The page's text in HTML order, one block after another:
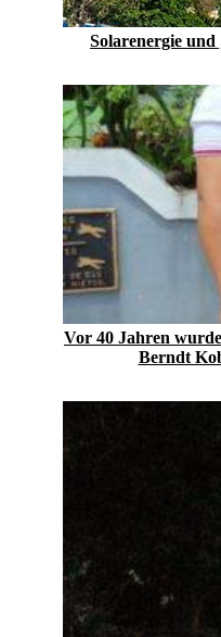
Solarenergie
Vor 40 Jahren
Berndt